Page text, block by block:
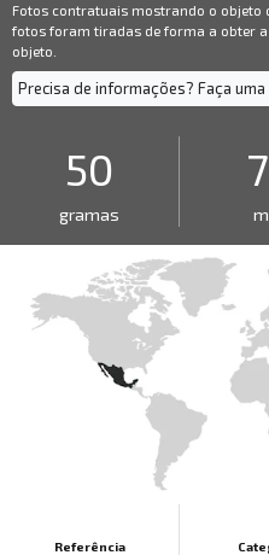
Fotos contratuais mostrando o objeto
fotos foram tiradas de forma a obter
objeto.
Precisa de informações? Faça
50
gramas
Referência